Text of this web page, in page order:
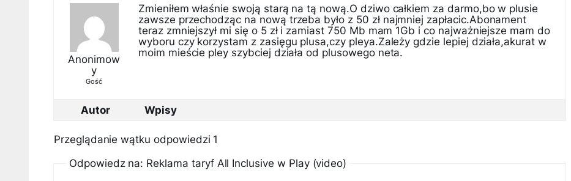
Anonimow
y
Gość
Zmieniłem właśnie swoją starą na tą nową.O dziwo całkiem za darmo,bo w plusie
zawsze przechodząc na nową trzeba było z 50 zł najmniej zapłacic.Abonament
teraz zmniejszył mi się o 5 zł i zamiast 750 Mb mam 1Gb i co najważniejsze mam do
wyboru czy korzystam z zasięgu plusa,czy pleya.Zależy gdzie lepiej działa,akurat w
moim mieście pley szybciej działa od plusowego neta.
Autor Wpisy
Przeglądanie wątku odpowiedzi 1
Odpowiedz na: Reklama taryf All Inclusive w Play (video)